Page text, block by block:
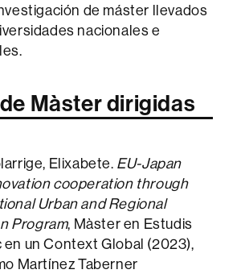
de máster llevados
nacionales e
Màster dirigidas
Elixabete. EU-Japan
cooperation through
Urban and Regional
Program, Màster en Estudis
en un Context Global (2023),
Martínez Taberner